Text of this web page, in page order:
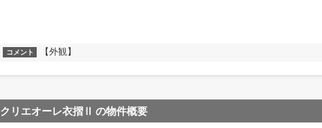
コメント 【外観】
クリエオーレ衣摺Ⅱ の物件概要